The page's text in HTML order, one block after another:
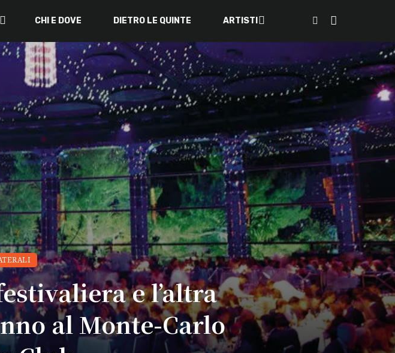
CHI E DOVE DIETRO LE QUINTE ARTISTI
e l’altra
al Monte-Carlo